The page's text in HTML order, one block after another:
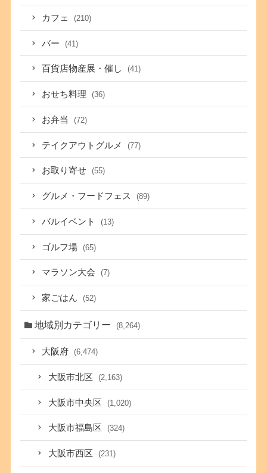
カフェ (210)
バー (41)
百貨店物産展・催し (41)
おせち料理 (36)
お弁当 (72)
テイクアウトグルメ (77)
お取り寄せ (55)
グルメ・フードフェス (89)
バルイベント (13)
ゴルフ場 (65)
マラソン大会 (7)
家ごはん (52)
地域別カテゴリー (8,264)
大阪府 (6,474)
大阪市北区 (2,163)
大阪市中央区 (1,020)
大阪市福島区 (324)
大阪市西区 (231)